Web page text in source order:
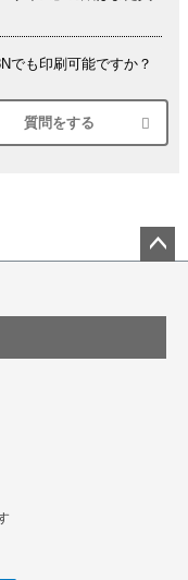
でも印刷可能ですか？
で印刷するときの設定
はありますか
ありますか？
はありますか？
質問をする
ップ